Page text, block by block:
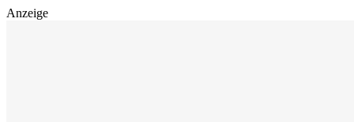
Anzeige